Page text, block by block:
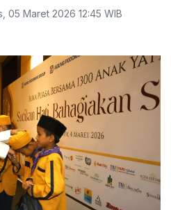
05 Maret 2026 12:45 WIB